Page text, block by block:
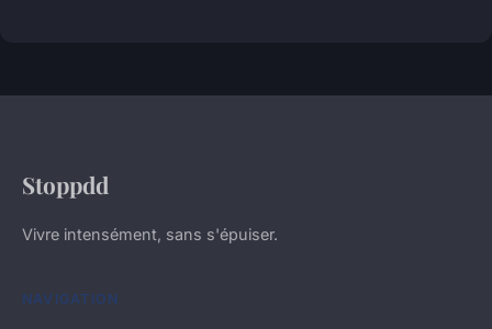
Stoppdd
Vivre intensément, sans s'épuiser.
NAVIGATION